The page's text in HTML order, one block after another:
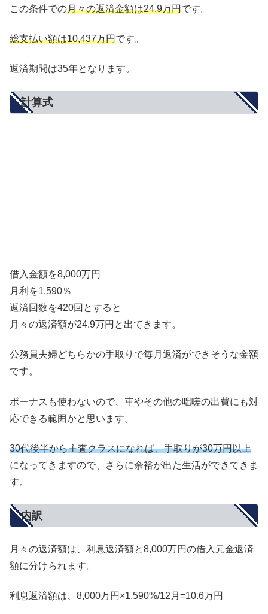
この条件での月々の返済金額は24.9万円です。
総支払い額は10,437万円です。
返済期間は35年となります。
計算式
借入金額を8,000万円
月利を1.590％
返済回数を420回とすると
月々の返済額が24.9万円と出てきます。
公務員夫婦どちらかの手取りで毎月返済ができそうな金額
です。
ボーナスも使わないので、車やその他の咄嗟の出費にも対
応できる範囲かと思います。
30代後半から主査クラスになれば、手取りが30万円以上
になってきますので、さらに余裕が出た生活ができてきま
す。
内訳
月々の返済額は、利息返済額と8,000万円の借入元金返済
額に分けられます。
利息返済額は、8,000万円×1.590%/12月=10.6万円